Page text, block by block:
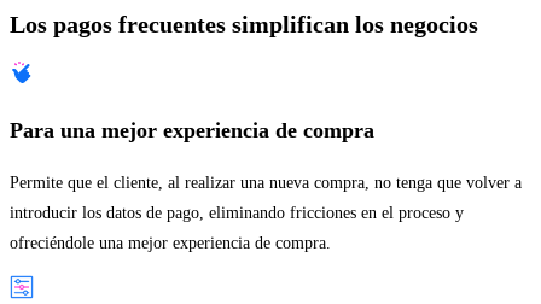
Los pagos frecuentes simplifican los negocios
Para una mejor experiencia de compra
Permite que el cliente, al realizar una nueva compra, no tenga que volver a
introducir los datos de pago, eliminando fricciones en el proceso y
ofreciéndole una mejor experiencia de compra.